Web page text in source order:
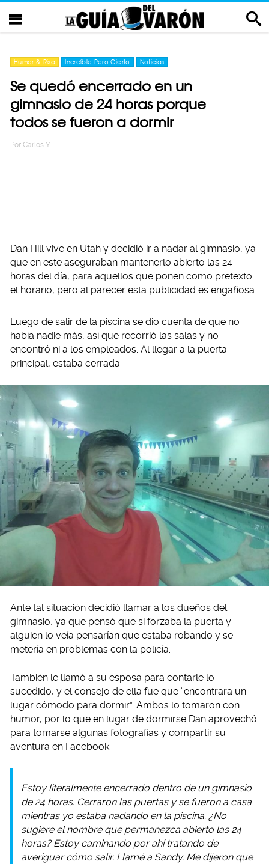
Humor & Risa Increíble Pero Cierto Noticias
Se quedó encerrado en un
gimnasio de 24 horas porque
todos se fueron a dormir
Por Carlos Y
Dan Hill vive en Utah y decidió ir a nadar al gimnasio, ya
que en este aseguraban mantenerlo abierto las 24
horas del día, para aquellos que ponen como pretexto
el horario, pero al parecer esta publicidad es engañosa.
Luego de salir de la piscina se dio cuenta de que no
había nadie más, así que recorrió las salas y no
encontró ni a los empleados. Al llegar a la puerta
principal, estaba cerrada.
Ante tal situación decidió llamar a los dueños del
gimnasio, ya que pensó que si forzaba la puerta y
alguien lo veía pensarían que estaba robando y se
metería en problemas con la policía.
También le llamó a su esposa para contarle lo
sucedido, y el consejo de ella fue que “encontrara un
lugar cómodo para dormir”. Ambos lo tomaron con
humor, por lo que en lugar de dormirse Dan aprovechó
para tomarse algunas fotografías y compartir su
aventura en Facebook.
Estoy literalmente encerrado dentro de un gimnasio
de 24 horas. Cerraron las puertas y se fueron a casa
mientras yo estaba nadando en la piscina. ¿No
sugiere el nombre que permanezca abierto las 24
horas? Estoy caminando por ahí tratando de
averiguar cómo salir. Llamé a Sandy. Me dijeron que